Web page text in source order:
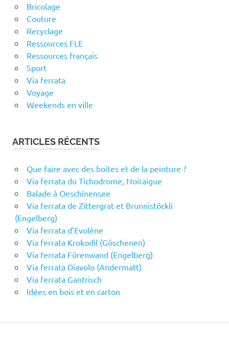
Bricolage
Couture
Recyclage
Ressources FLE
Ressources français
Sport
Via ferrata
Voyage
Weekends en ville
ARTICLES RÉCENTS
Que faire avec des boites et de la peinture ?
Via ferrata du Tichodrome, Noiraigue
Balade à Oeschinensee
Via ferrata de Zittergrat et Brunnistöckli
(Engelberg)
Via ferrata d’Evolène
Via ferrata Krokodil (Göschenen)
Via ferrata Fürenwand (Engelberg)
Via ferrata Diavolo (Andermatt)
Via ferrata Gantrisch
Idées en bois et en carton